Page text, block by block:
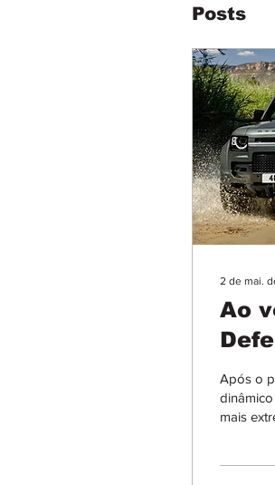
Posts
2 de mai.
Ao
Após o
mais